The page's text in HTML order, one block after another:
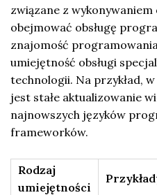
związane z
obejmować obsługę
znajomość
umiejętność obsługi
technologii. Na przykład,
jest stałe aktualizowanie
najnowszych języków
frameworków.
Rodzaj
umiejętności